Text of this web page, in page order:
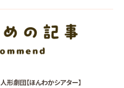
人形劇団【ほんわかシアター】